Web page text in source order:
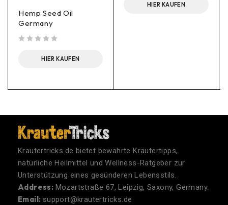
Hemp Seed Oil
Germany
HIER KAUFEN
HIER KAUFEN
Krautertricks.de bietet bewährte Kräutertipps,
natürliche Heilmittel und Wellness-Ratgeber zur
Unterstützung eines gesünderen Lebensstils.
Address: Mozartstraße 67, Leipzig, Saxony, Germany.
Email: support@krautertricks.de